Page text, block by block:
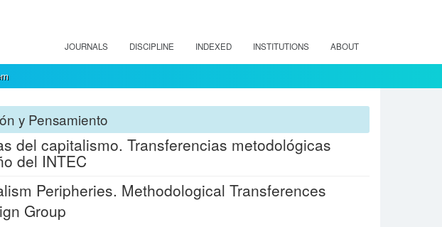
JOURNALS DISCIPLINE INDEXED INSTITUTIONS ABOUT
y Pensamiento
del capitalismo. Transferencias metodológicas
del INTEC
Peripheries. Methodological Transferences
Group